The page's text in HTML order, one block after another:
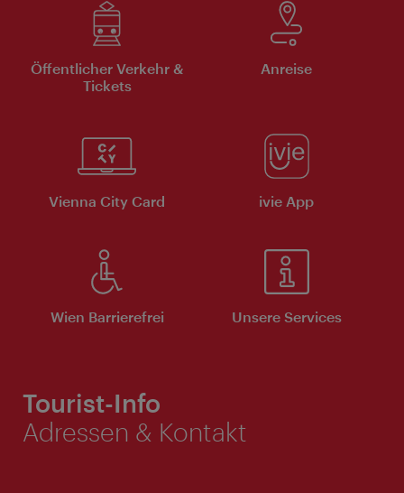
Öffentlicher Verkehr &
Tickets
Anreise
Vienna City Card ivie App
Wien Barrierefrei Unsere Services
Tourist-Info
Adressen & Kontakt